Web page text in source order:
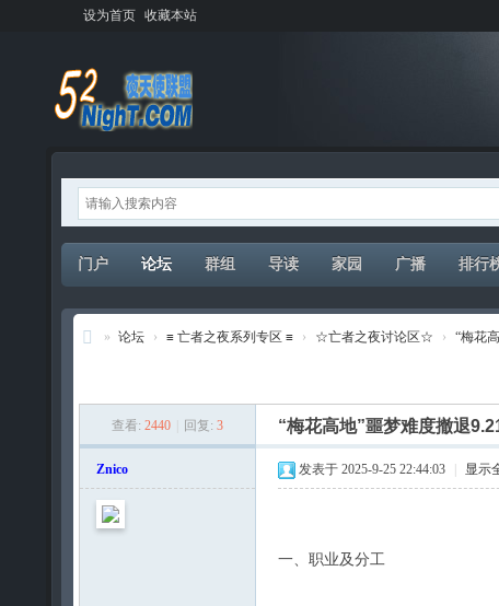
设为首页 收藏本站
门户 论坛 群组 导读 家园 广播 排行
天
» 论坛 › ≡ 亡者之夜系列专区 ≡ › ☆亡者之夜讨论区☆ › “梅花
查看: 2440 回复: 3 “梅花高地”噩梦难度撤退
Znico 发表于 2025-9-25 22:44:03 显示
一、职业及分工